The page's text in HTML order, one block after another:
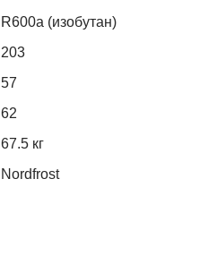
R600a (изобутан)
203
57
62
67.5 кг
Nordfrost